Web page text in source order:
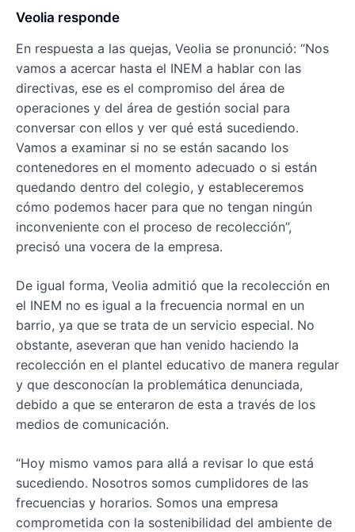
Veolia responde
En respuesta a las quejas, Veolia se pronunció: “Nos
vamos a acercar hasta el INEM a hablar con las
directivas, ese es el compromiso del área de
operaciones y del área de gestión social para
conversar con ellos y ver qué está sucediendo.
Vamos a examinar si no se están sacando los
contenedores en el momento adecuado o si están
quedando dentro del colegio, y estableceremos
cómo podemos hacer para que no tengan ningún
inconveniente con el proceso de recolección”,
precisó una vocera de la empresa.
De igual forma, Veolia admitió que la recolección en
el INEM no es igual a la frecuencia normal en un
barrio, ya que se trata de un servicio especial. No
obstante, aseveran que han venido haciendo la
recolección en el plantel educativo de manera regular
y que desconocían la problemática denunciada,
debido a que se enteraron de esta a través de los
medios de comunicación.
“Hoy mismo vamos para allá a revisar lo que está
sucediendo. Nosotros somos cumplidores de las
frecuencias y horarios. Somos una empresa
comprometida con la sostenibilidad del ambiente de